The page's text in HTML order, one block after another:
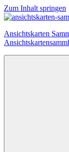
Zum Inhalt springen
Ansichtskarten